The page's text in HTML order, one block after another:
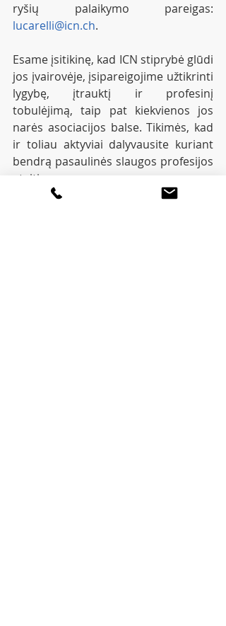
lucarelli@icn.ch.
Esame įsitikinę, kad ICN stiprybė glūdi
jos įvairovėje, įsipareigojime užtikrinti
lygybę, įtrauktį ir profesinį
tobulėjimą, taip pat kiekvienos jos
narės asociacijos balse. Tikimės, kad
ir toliau aktyviai dalyvausite kuriant
bendrą pasaulinės slaugos profesijos
ateitį.